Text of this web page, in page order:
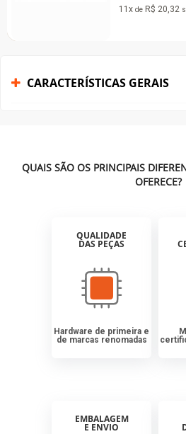
no cartão
CARACTERÍSTICAS GERAIS
QUAIS SÃO OS PRINCIPAIS
OFERECE?
QUALIDADE
DAS PEÇAS
Hardware de primeira e
de marcas renomadas
EMBALAGEM
E ENVIO